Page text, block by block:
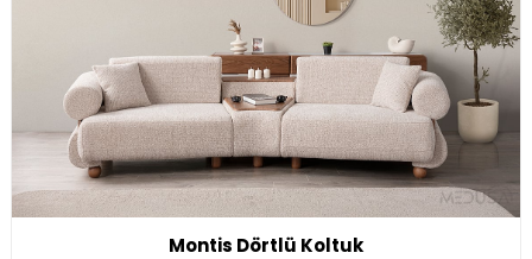
Montis Dörtlü Koltuk